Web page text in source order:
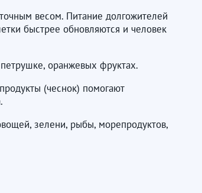
весом. Питание долгожителей
быстрее обновляются и человек
оранжевых фруктах.
(чеснок) помогают
зелени, рыбы, морепродуктов,